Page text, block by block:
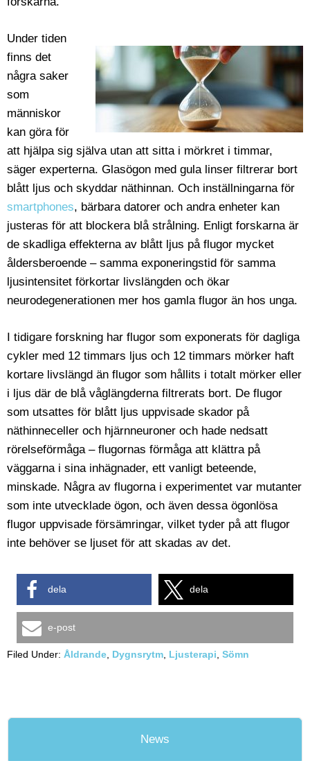
Under tiden
finns det
några saker
som
människor
kan göra för
att hjälpa sig själva utan att sitta i mörkret i timmar,
säger experterna. Glasögon med gula linser filtrerar bort
blått ljus och skyddar näthinnan. Och inställningarna för
smartphones, bärbara datorer och andra enheter kan
justeras för att blockera blå strålning. Enligt forskarna är
de skadliga effekterna av blått ljus på flugor mycket
åldersberoende – samma exponeringstid för samma
ljusintensitet förkortar livslängden och ökar
neurodegenerationen mer hos gamla flugor än hos unga.
I tidigare forskning har flugor som exponerats för dagliga
cykler med 12 timmars ljus och 12 timmars mörker haft
kortare livslängd än flugor som hållits i totalt mörker eller
i ljus där de blå våglängderna filtrerats bort. De flugor
som utsattes för blått ljus uppvisade skador på
näthinneceller och hjärnneuroner och hade nedsatt
rörelseförmåga – flugornas förmåga att klättra på
väggarna i sina inhägnader, ett vanligt beteende,
minskade. Några av flugorna i experimentet var mutanter
som inte utvecklade ögon, och även dessa ögonlösa
flugor uppvisade försämringar, vilket tyder på att flugor
inte behöver se ljuset för att skadas av det.
dela dela
e-post
Filed Under: Åldrande Dygnsrytm Ljusterapi Sömn
News